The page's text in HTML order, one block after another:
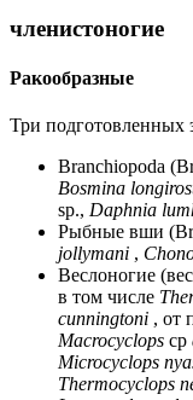
членистоногие
Ракообразные
Три подготовленных
Branchiopoda
Bosmina
sp., Daphnia
Рыбные вши
jollymani ,
Веслоногие
в том числе
cunningtoni , от
Macrocyclops ср
Microcyclops
Thermocyclops